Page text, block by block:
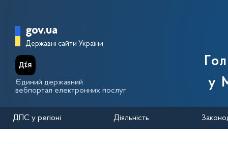
Головна сторінка Державної
gov.ua
Державні сайти України
Єдиний державний
вебпортал електронних послуг
у
ДПС у регіоні Діяльність